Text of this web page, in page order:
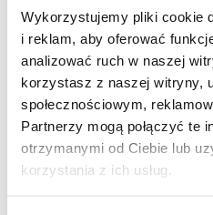
Wykorzystujemy pliki cookie
i reklam, aby oferować
analizować ruch w naszej
korzystasz z naszej witryny,
społecznościowym,
Partnerzy mogą połączyć te
otrzymanymi od Ciebie lub
korzystania z ich usług.
Twoje konto zostanie
mógł się zalogować.
Aby zapisać się na
Zaloguj się do